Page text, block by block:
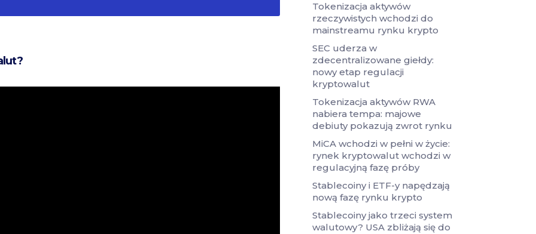
Tokenizacja aktywów
rzeczywistych wchodzi do
mainstreamu rynku krypto
SEC uderza w
zdecentralizowane giełdy:
nowy etap regulacji
kryptowalut
Tokenizacja aktywów RWA
nabiera tempa: majowe
debiuty pokazują zwrot rynku
MiCA wchodzi w pełni w życie:
rynek kryptowalut wchodzi w
regulacyjną fazę próby
Stablecoiny i ETF-y napędzają
nową fazę rynku krypto
Stablecoiny jako trzeci system
walutowy? USA zbliżają się do